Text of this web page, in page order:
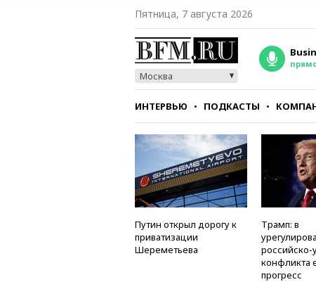
Пятница, 7 августа 2026
Москва
ИНТЕРВЬЮ ПОДКАСТЫ
СТИЛЬ ТЕСТЫ
Путин открыл дорогу к
приватизации
Шереметьева
Трамп: в
российско-
конфликта
прогресс